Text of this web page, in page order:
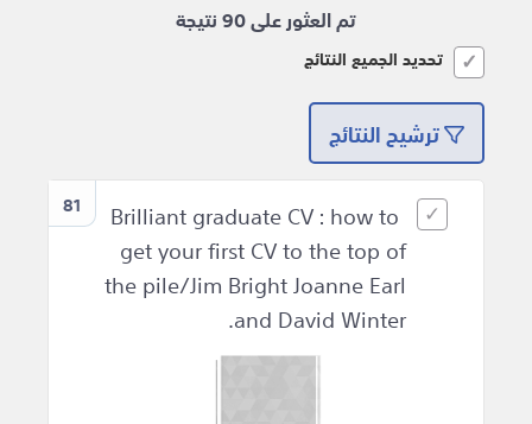
تم العثور على 90 نتيجة
تحديد الجميع النتائج
ترشيح النتائج
81
Brilliant graduate CV : how to
get your first CV to the top of
the pile/Jim Bright Joanne Earl
and David Winter.